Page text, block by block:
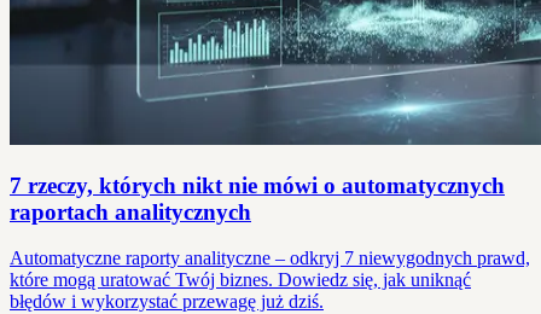
7 rzeczy, których nikt nie mówi o automatycznych
raportach analitycznych
Automatyczne raporty analityczne – odkryj 7 niewygodnych prawd,
które mogą uratować Twój biznes. Dowiedz się, jak uniknąć
błędów i wykorzystać przewagę już dziś.